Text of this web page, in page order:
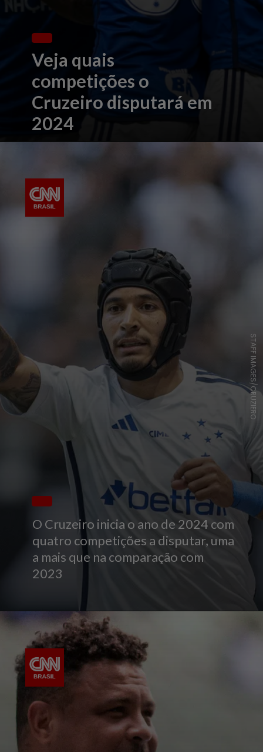
Veja quais
competições o
Cruzeiro disputará em
2024
O Cruzeiro inicia o ano de 2024 com
quatro competições a disputar, uma
a mais que na comparação com
2023
STAFF IMAGES/CRUZIERO